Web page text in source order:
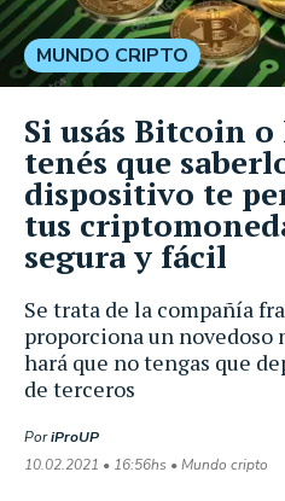
Se trata de la compañía
proporciona un novedoso
hará que no tengas que
de terceros
PoriProUP
10.02.2021 • 16:56hs • Mundo cripto
MUNDO CRIPTO
Si usás Bitcoin
tenés que
dispositivo te
tus
segura y fácil